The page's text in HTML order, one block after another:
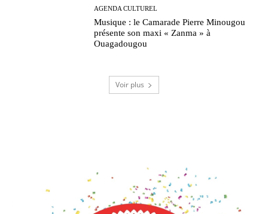
AGENDA CULTUREL
Musique : le Camarade Pierre Minougou
présente son maxi « Zanma » à
Ouagadougou
Voir plus